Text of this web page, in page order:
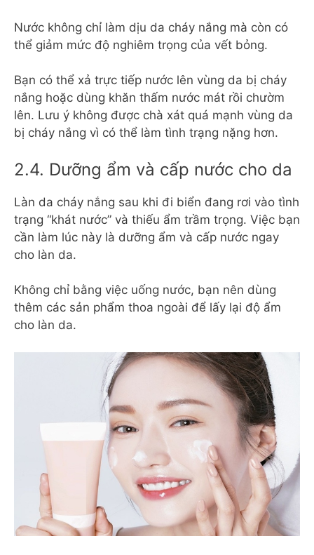
Nước không chỉ làm dịu da cháy nắng mà còn có
thể giảm mức độ nghiêm trọng của vết bỏng.
Bạn có thể xả trực tiếp nước lên vùng da bị cháy
nắng hoặc dùng khăn thấm nước mát rồi chườm
lên. Lưu ý không được chà xát quá mạnh vùng da
bị cháy nắng vì có thể làm tình trạng nặng hơn.
2.4. Dưỡng ẩm và cấp nước cho da
Làn da cháy nắng sau khi đi biển đang rơi vào tình
trạng “khát nước” và thiếu ẩm trầm trọng. Việc bạn
cần làm lúc này là dưỡng ẩm và cấp nước ngay
cho làn da.
Không chỉ bằng việc uống nước, bạn nên dùng
thêm các sản phẩm thoa ngoài để lấy lại độ ẩm
cho làn da.